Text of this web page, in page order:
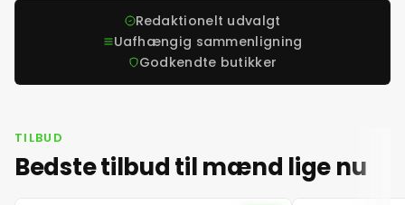
Redaktionelt udvalgt
Uafhængig sammenligning
Godkendte butikker
TILBUD
Bedste tilbud til mænd lige nu